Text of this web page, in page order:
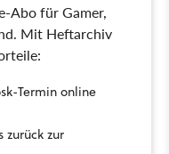
Abo für Gamer,
Mit Heftarchiv
Termin online
zur